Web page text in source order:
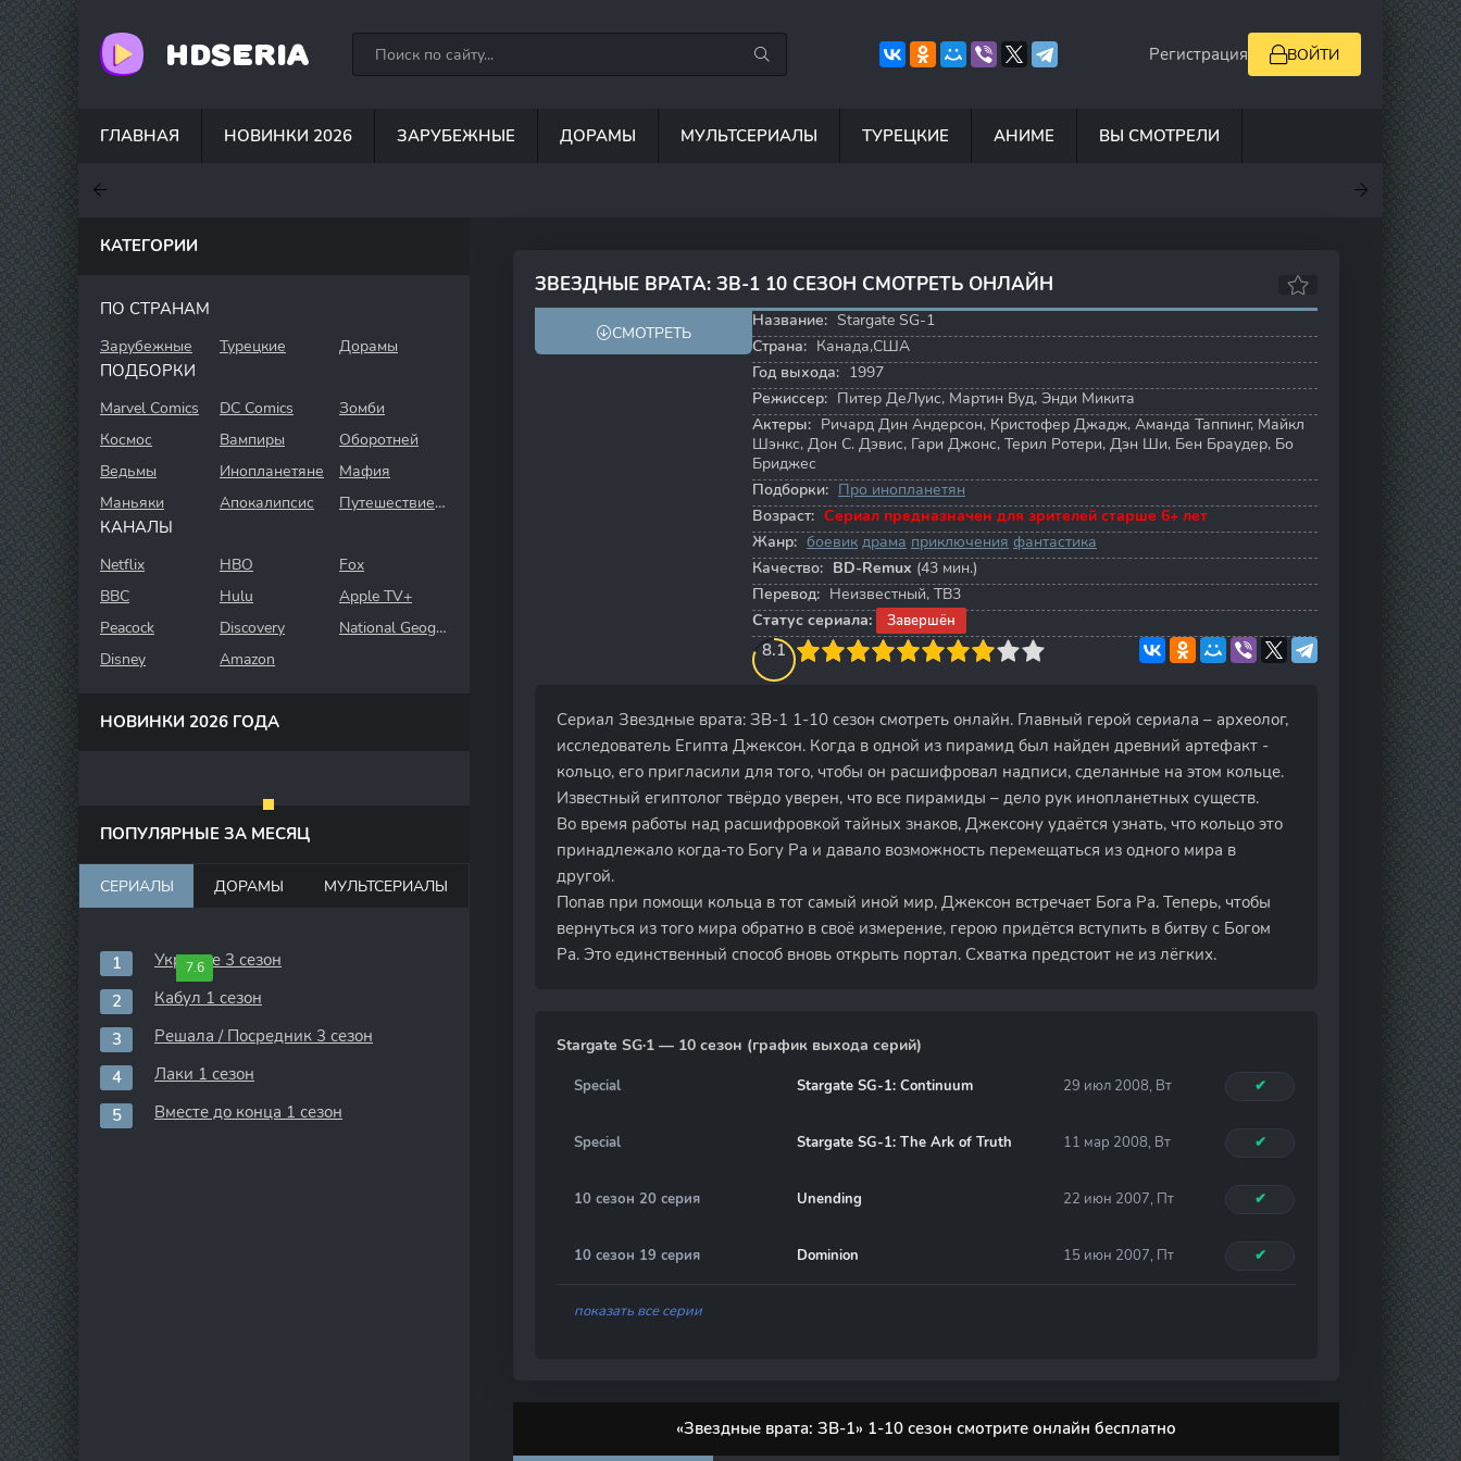
HDSERIA Регистрация ВОЙТИ
ГЛАВНАЯ НОВИНКИ 2026 ЗАРУБЕЖНЫЕ ДОРАМЫ МУЛЬТСЕРИАЛЫ ТУРЕЦКИЕ АНИМЕ ВЫ СМОТРЕЛИ
7.8
ЗВЕЗДНЫЕ ВРАТА: ЗВ-1 10 СЕЗОН СМОТРЕТЬ ОНЛАЙН
8.2 8.4
СМОТРЕТЬ
Название: Stargate SG-1
Страна: Канада,США
Год выхода: 1997
Режиссер: Питер ДеЛуис, Мартин Вуд, Энди Микита
Актеры: Ричард Дин Андерсон, Кристофер Джадж, Аманда Таппинг, Майкл
Шэнкс, Дон С. Дэвис, Гари Джонс, Терил Ротери, Дэн Ши, Бен Браудер, Бо
Бриджес
Подборки: Про инопланетян
Возраст: Сериал предназначен для зрителей старше 6+ лет
Жанр: боевик драма приключения фантастика
Качество: BD-Remux (43 мин.)
Перевод: Неизвестный, ТВ3
Статус сериала:
Завершён
8.1
4 5 6 7 8 9 10
Сериал Звездные врата: ЗВ-1 1-10 сезон смотреть онлайн. Главный герой сериала – археолог,
исследователь Египта Джексон. Когда в одной из пирамид был найден древний артефакт -
кольцо, его пригласили для того, чтобы он расшифровал надписи, сделанные на этом кольце.
Известный египтолог твёрдо уверен, что все пирамиды – дело рук инопланетных существ.
Во время работы над расшифровкой тайных знаков, Джексону удаётся узнать, что кольцо это
принадлежало когда-то Богу Ра и давало возможность перемещаться из одного мира в
другой.
Попав при помощи кольца в тот самый иной мир, Джексон встречает Бога Ра. Теперь, чтобы
вернуться из того мира обратно в своё измерение, герою придётся вступить в битву с Богом
Ра. Это единственный способ вновь открыть портал. Схватка предстоит не из лёгких.
Stargate SG·1 — 10 сезон (график выхода серий)
Special Stargate SG-1: Continuum 29 июл 2008, Вт ✔
Special Stargate SG-1: The Ark of Truth 11 мар 2008, Вт ✔
10 сезон 20 серия Unending 22 июн 2007, Пт ✔
10 сезон 19 серия Dominion 15 июн 2007, Пт ✔
показать все серии
«Звездные врата: ЗВ-1» 1-10 сезон смотрите онлайн бесплатно
КАТЕГОРИИ
ПО СТРАНАМ
Зарубежные Турецкие Дорамы
ПОДБОРКИ
Marvel Comics DC Comics
Зомби
Космос
Вампиры
Оборотней
Ведьмы
Инопланетяне
Мафия
Маньяки
Апокалипсис Путешествие во времени
КАНАЛЫ
Netflix HBO
Fox
BBC
Hulu
Apple TV+
Peacock
Discovery
National Geographic
Disney
Amazon
НОВИНКИ 2026 ГОДА
ПОПУЛЯРНЫЕ ЗА МЕСЯЦ
СЕРИАЛЫ ДОРАМЫ МУЛЬТСЕРИАЛЫ
7.6
Укрытие 3 сезон
Кабул 1 сезон
Решала / Посредник 3 сезон
Лаки 1 сезон
Вместе до конца 1 сезон